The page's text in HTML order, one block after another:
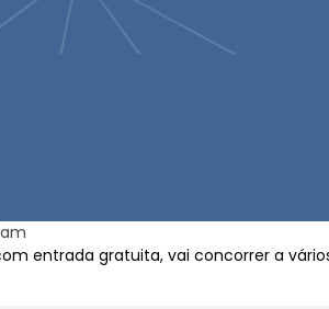
entrada gratuita, vai concorrer a